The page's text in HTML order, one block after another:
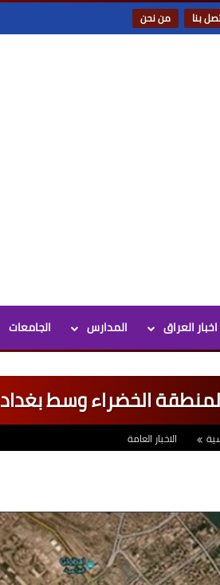
بنا من نحن
اخبار العراق المدارس الجامعات
الخضراء وسط بغداد
الاخبار العامة